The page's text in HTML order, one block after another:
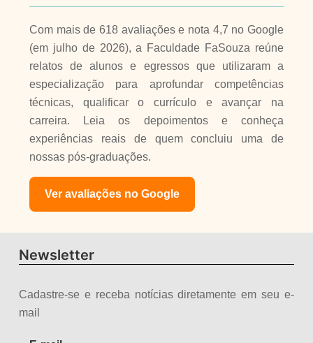
Com mais de 618 avaliações e nota 4,7 no Google
(em julho de 2026), a Faculdade FaSouza reúne
relatos de alunos e egressos que utilizaram a
especialização para aprofundar competências
técnicas, qualificar o currículo e avançar na
carreira. Leia os depoimentos e conheça
experiências reais de quem concluiu uma de
nossas pós-graduações.
Ver avaliações no Google
Newsletter
Cadastre-se e receba notícias diretamente em seu e-
mail